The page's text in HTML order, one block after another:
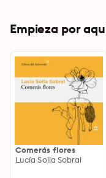
Empieza por
Comerás flores
Lucía Solla Sobral